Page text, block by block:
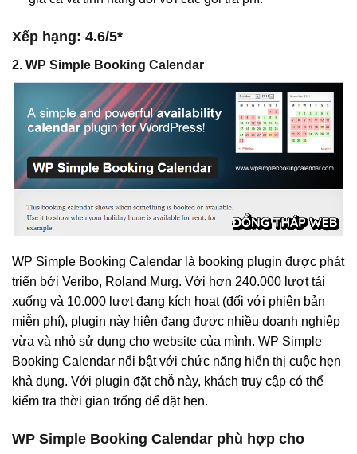
Xếp hạng: 4.6/5*
2. WP Simple Booking Calendar
WP Simple Booking Calendar là booking plugin được phát
triển bởi Veribo, Roland Murg. Với hơn 240.000 lượt tải
xuống và 10.000 lượt đang kích hoạt (đối với phiên bản
miễn phí), plugin này hiện đang được nhiều doanh nghiệp
vừa và nhỏ sử dụng cho website của mình. WP Simple
Booking Calendar nổi bật với chức năng hiển thị cuộc hẹn
khả dụng. Với plugin đặt chỗ này, khách truy cập có thể
kiểm tra thời gian trống để đặt hẹn.
WP Simple Booking Calendar phù hợp cho